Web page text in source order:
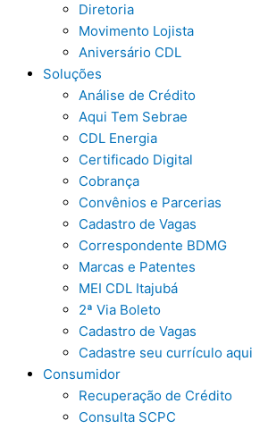
Diretoria
Movimento Lojista
Aniversário CDL
Soluções
Análise de Crédito
Aqui Tem Sebrae
CDL Energia
Certificado Digital
Cobrança
Convênios e Parcerias
Cadastro de Vagas
Correspondente BDMG
Marcas e Patentes
MEI CDL Itajubá
2ª Via Boleto
Cadastro de Vagas
Cadastre seu currículo aqui
Consumidor
Recuperação de Crédito
Consulta SCPC